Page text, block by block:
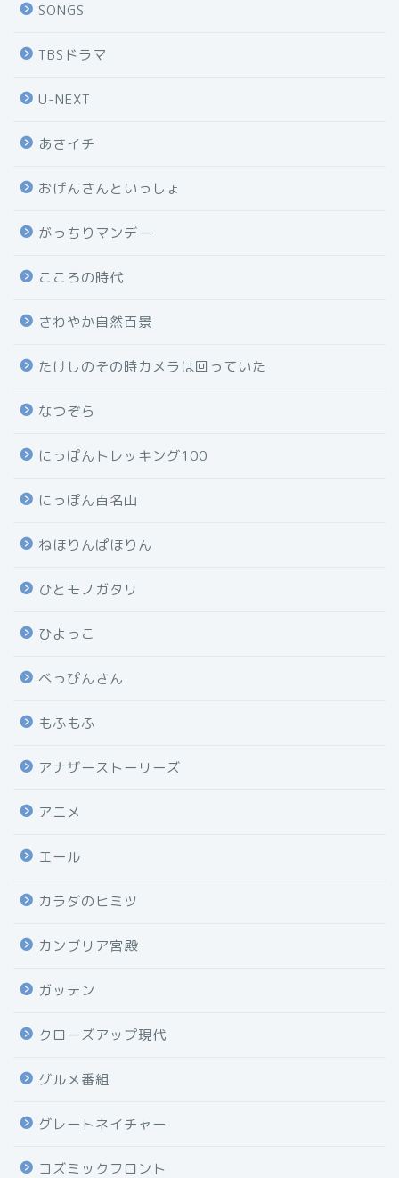
SONGS
TBSドラマ
U-NEXT
あさイチ
おげんさんといっしょ
がっちりマンデー
こころの時代
さわやか自然百景
たけしのその時カメラは回っていた
なつぞら
にっぽんトレッキング100
にっぽん百名山
ねほりんぱほりん
ひとモノガタリ
ひよっこ
べっぴんさん
もふもふ
アナザーストーリーズ
アニメ
エール
カラダのヒミツ
カンブリア宮殿
ガッテン
クローズアップ現代
グルメ番組
グレートネイチャー
コズミックフロント